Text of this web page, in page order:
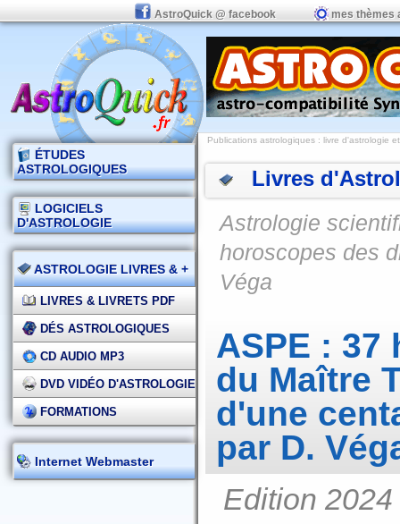
AstroQuick @ facebook mes thèmes
ÉTUDES
ASTROLOGIQUES
LOGICIELS
D'ASTROLOGIE
ASTROLOGIE LIVRES & +
LIVRES & LIVRETS PDF
DÉS ASTROLOGIQUES
CD AUDIO MP3
DVD VIDÉO D'ASTROLOGIE
FORMATIONS
Internet Webmaster
Publications astrologiques : livre d'astrologie
Livres
Astrologie
horoscopes des
Véga
ASPE :
du Maître
d'une
par D.
Edition 2024